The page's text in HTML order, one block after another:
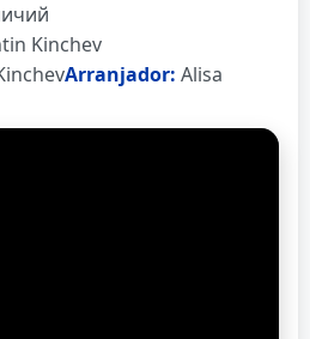
Kinchev
Arranjador: Alisa